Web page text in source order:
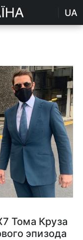
UA
Тома Круза
эпизода